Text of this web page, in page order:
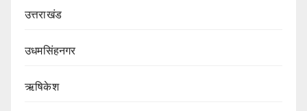
उत्तराखंड
उधमसिंहनगर
ऋषिकेश